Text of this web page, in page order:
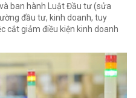
ban hành Luật Đầu tư (sửa
đầu tư, kinh doanh, tuy
cắt giảm điều kiện kinh doanh